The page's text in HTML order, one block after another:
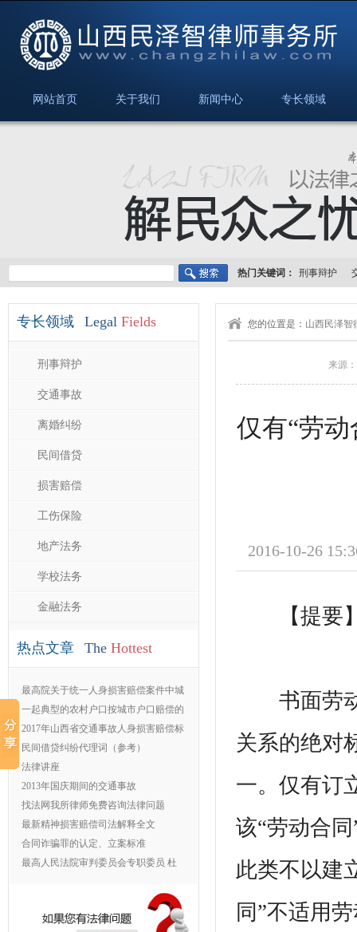
网站首页 关于我们 新闻中心 专长领域
热门关键词： 刑事辩护
专长领域 Legal Fields
刑事辩护
交通事故
离婚纠纷
民间借贷
损害赔偿
工伤保险
地产法务
学校法务
金融法务
热点文章 The Hottest
最高院关于统一人身损害赔偿案件中城
镇
一起典型的农村户口按城市户口赔偿的
交
2017年山西省交通事故人身损害赔偿标
准
民间借贷纠纷代理词（参考）
法律讲座
2013年国庆期间的交通事故
找法网我所律师免费咨询法律问题
最新精神损害赔偿司法解释全文
合同诈骗罪的认定、立案标准
最高人民法院审判委员会专职委员 杜
您的位置是： 山西民泽智
来源
仅有“劳
2016-10-26
【提要
书面劳动
关系的绝对
一。仅有订
该“劳动合
此类不以建
同”不适用